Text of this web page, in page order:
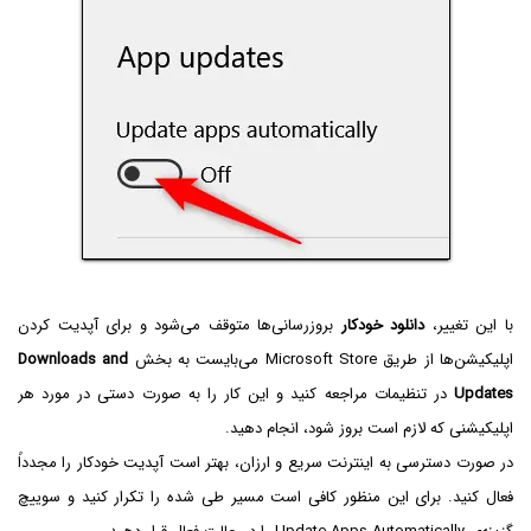
با این تغییر،دانلود خودکاربروزرسانی‌ها متوقف می‌شود و برای آپدیت کردن
اپلیکیشن‌ها از طریق Microsoft Store می‌بایست به بخش
Downloads and
Updates در تنظیمات مراجعه کنید و این کار را به صورت دستی در مورد هر
اپلیکیشنی که لازم است بروز شود، انجام دهید.
در صورت دسترسی به اینترنت سریع و ارزان، بهتر است آپدیت خودکار را مجدداً
فعال کنید. برای این منظور کافی است مسیر طی شده را تکرار کنید و سوییچ